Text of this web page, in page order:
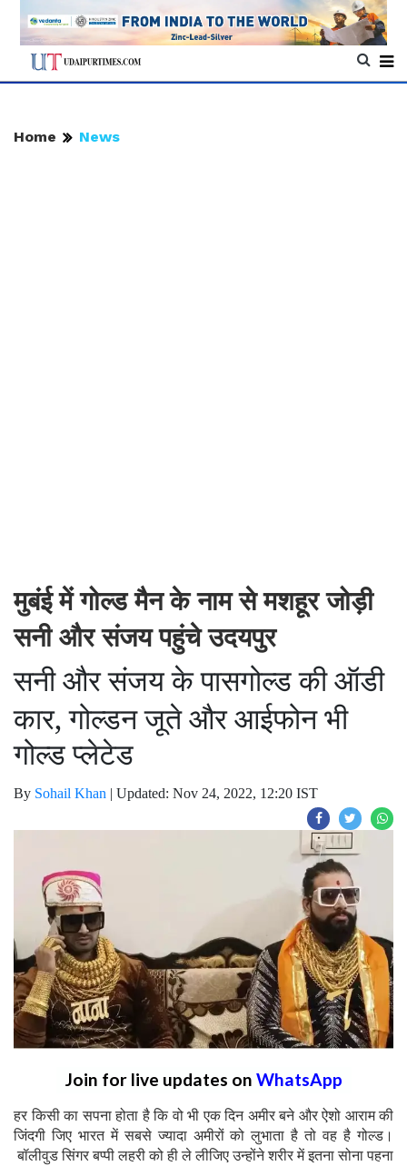
Home News
मुबंई में गोल्ड मैन के नाम से मशहूर जोड़ी
सनी और संजय पहुंचे उदयपुर
सनी और संजय के पासगोल्ड की ऑडी
कार, गोल्डन जूते और आईफोन भी
गोल्ड प्लेटेड
By Sohail Khan | Updated: Nov 24, 2022, 12:20 IST
Join for live updates on WhatsApp
हर किसी का सपना होता है कि वो भी एक दिन अमीर बने और ऐशो आराम की
जिंदगी जिए भारत में सबसे ज्यादा अमीरों को लुभाता है तो वह है गोल्ड।
बॉलीवुड सिंगर बप्पी लहरी को ही ले लीजिए उन्होंने शरीर में इतना सोना पहना